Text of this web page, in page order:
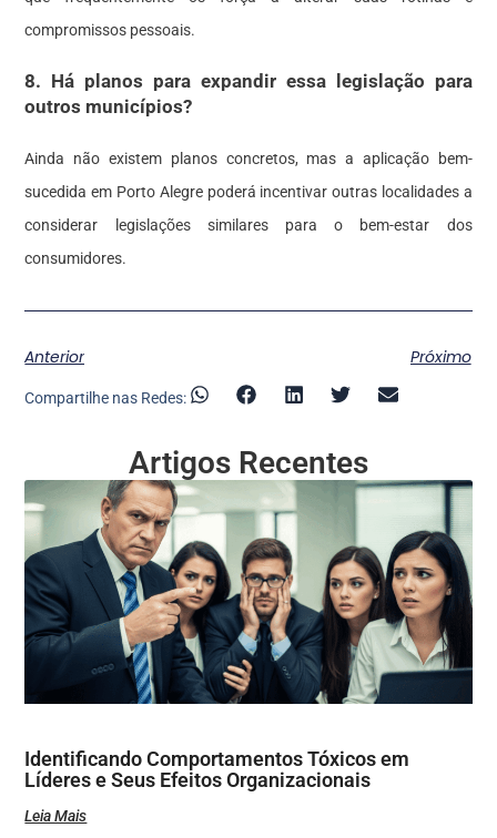
compromissos pessoais.
8. Há planos para expandir essa legislação para
outros municípios?
Ainda não existem planos concretos, mas a aplicação bem-
sucedida em Porto Alegre poderá incentivar outras localidades a
considerar legislações similares para o bem-estar dos
consumidores.
Anterior Próximo
Compartilhe nas Redes:
Artigos Recentes
Identificando Comportamentos Tóxicos em
Líderes e Seus Efeitos Organizacionais
Leia Mais